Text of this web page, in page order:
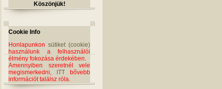
Köszönjük!
Cookie Info
Honlapunkon sütiket (cookie)
használunk a felhasználói
élmény fokozása érdekében.
Amennyiben szeretnél vele
megismerkedni,
ITT bővebb
információt találsz róla.